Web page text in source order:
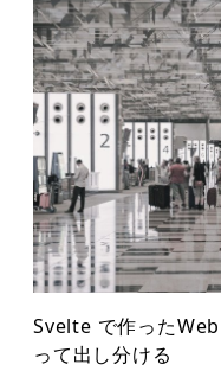
Svelte で作った
って出し分ける